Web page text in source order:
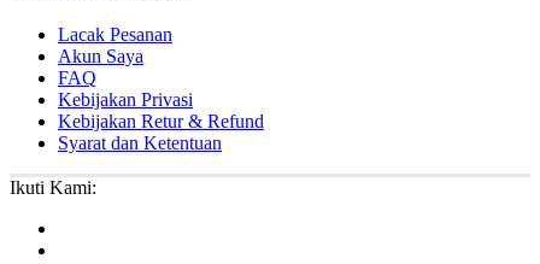
Lacak Pesanan
Akun Saya
FAQ
Kebijakan Privasi
Kebijakan Retur & Refund
Syarat dan Ketentuan
Ikuti Kami: